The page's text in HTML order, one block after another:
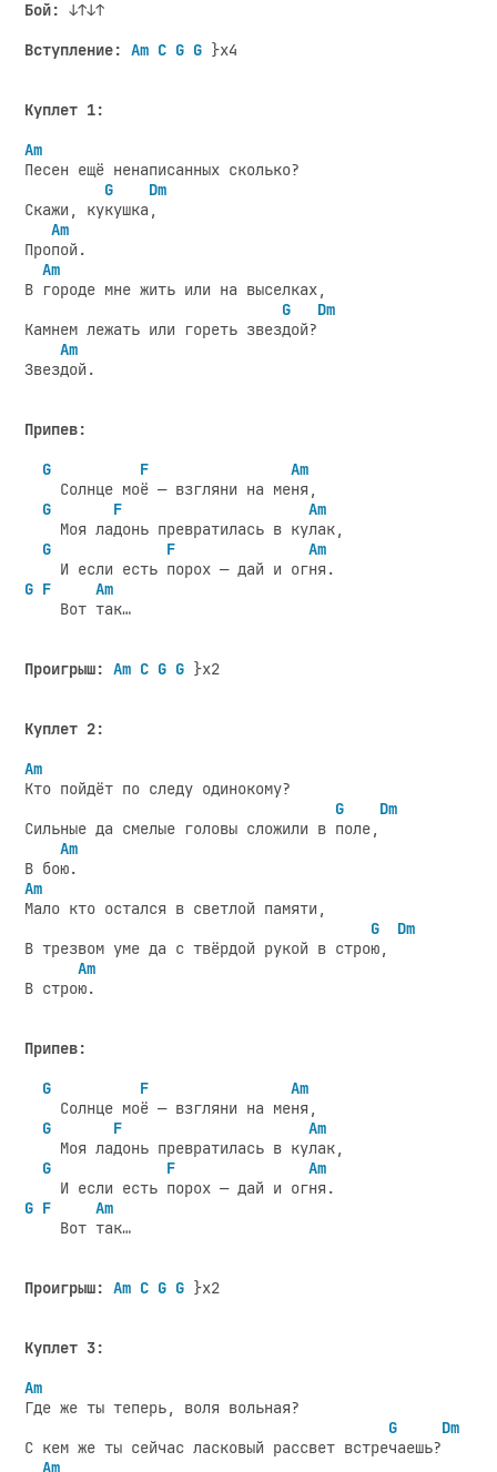
Бой: ↓↑↓↑
Вступление: Am C G G }x4
Куплет 1:
Am
Песен ещё ненаписанных сколько?
G
Dm
Скажи, кукушка,
Am
Пропой.
Am
В городе мне жить или на выселках,
G
Dm
Камнем лежать или гореть звездой?
Am
Звездой.
Припев:
G
F
Am
    Солнце моё — взгляни на меня,
G
F
Am
    Моя ладонь превратилась в кулак,
G
F
Am
G F
Am
    Вот так…
Проигрыш: Am C G G }x2
Куплет 2:
Am
Кто пойдёт по следу одинокому?
G
Dm
Сильные да смелые головы сложили в поле,
Am
Am
Мало кто остался в светлой памяти,
G
Dm
В трезвом уме да с твёрдой рукой в строю,
Am
В строю.
Припев:
G
F
Am
    Солнце моё — взгляни на меня,
G
F
Am
    Моя ладонь превратилась в кулак,
G
F
Am
G F
Am
    Вот так…
Проигрыш: Am C G G }x2
Куплет 3:
Am
Где же ты теперь, воля вольная?
G
Dm
С кем же ты сейчас ласковый рассвет встречаешь?